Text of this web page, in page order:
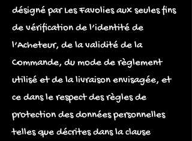
désigné par Les Favolies aux seules fins
de vérification de l’identité de
l’Acheteur, de la validité de la
Commande, du mode de règlement
utilisé et de la livraison envisagée, et
ce dans le respect des règles de
protection des données personnelles
telles que décrites dans la clause